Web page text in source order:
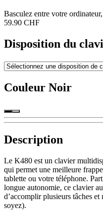
Basculez entre votre
59.90 CHF
Disposition du
Couleur Noir
Description
Le K480 est un clavier
qui permet une meilleure
tablette ou votre téléphone.
longue autonomie, ce clavier
d’accomplir plusieurs tâches
soyez).